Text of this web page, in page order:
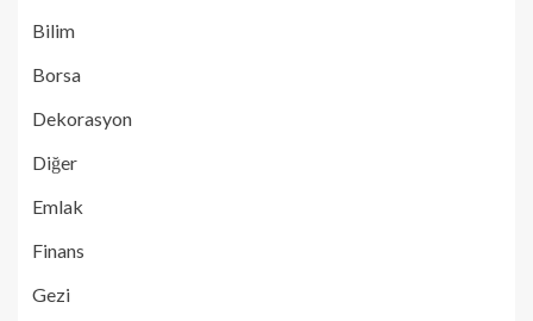
Bilim
Borsa
Dekorasyon
Diğer
Emlak
Finans
Gezi